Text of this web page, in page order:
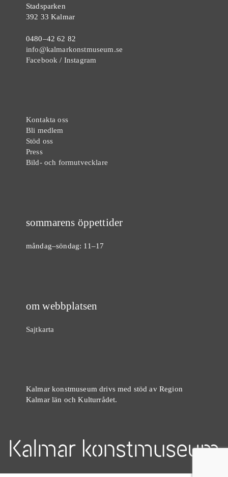
Stadsparken
392 33 Kalmar
0480–42 62 82
info@kalmarkonstmuseum.se
Facebook / Instagram
Kontakta oss
Bli medlem
Stöd oss
Press
Bild- och formutvecklare
sommarens öppettider
måndag–söndag: 11–17
om webbplatsen
Sajtkarta
Kalmar konstmuseum drivs med stöd av Region
Kalmar län och Kulturrådet.